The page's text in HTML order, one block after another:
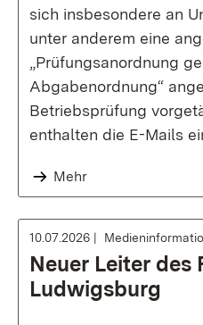
sich insbesondere an
unter anderem eine
„Prüfungsanordnung
Abgabenordnung“
Betriebsprüfung
enthalten die E-Mails
Mehr
10.07.2026
Neuer Leiter des
Ludwigsburg